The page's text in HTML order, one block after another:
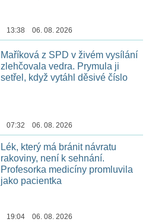
13:38 06. 08. 2026
Maříková z SPD v živém vysílání
zlehčovala vedra. Prymula ji
setřel, když vytáhl děsivé číslo
07:32 06. 08. 2026
Lék, který má bránit návratu
rakoviny, není k sehnání.
Profesorka medicíny promluvila
jako pacientka
19:04 06. 08. 2026